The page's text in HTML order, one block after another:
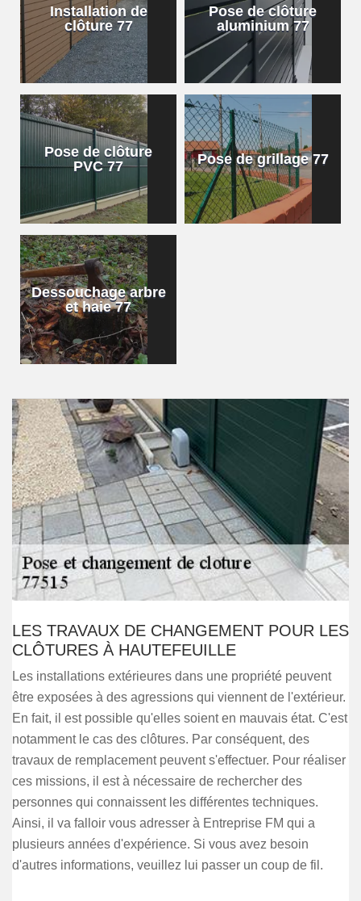
Installation de
clôture 77
Pose de clôture
aluminium 77
Pose de clôture
PVC 77
Pose de grillage 77
Dessouchage arbre
et haie 77
LES TRAVAUX DE CHANGEMENT POUR LES
CLÔTURES À HAUTEFEUILLE
Les installations extérieures dans une propriété peuvent
être exposées à des agressions qui viennent de l'extérieur.
En fait, il est possible qu'elles soient en mauvais état. C'est
notamment le cas des clôtures. Par conséquent, des
travaux de remplacement peuvent s'effectuer. Pour réaliser
ces missions, il est à nécessaire de rechercher des
personnes qui connaissent les différentes techniques.
Ainsi, il va falloir vous adresser à Entreprise FM qui a
plusieurs années d'expérience. Si vous avez besoin
d'autres informations, veuillez lui passer un coup de fil.